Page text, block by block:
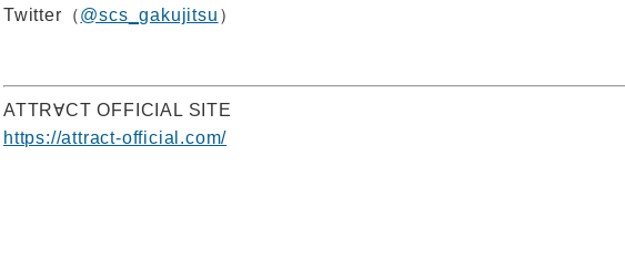
Twitter（@scs_gakujitsu ）
ATTR∀CT OFFICIAL SITE
https://attract-official.com/